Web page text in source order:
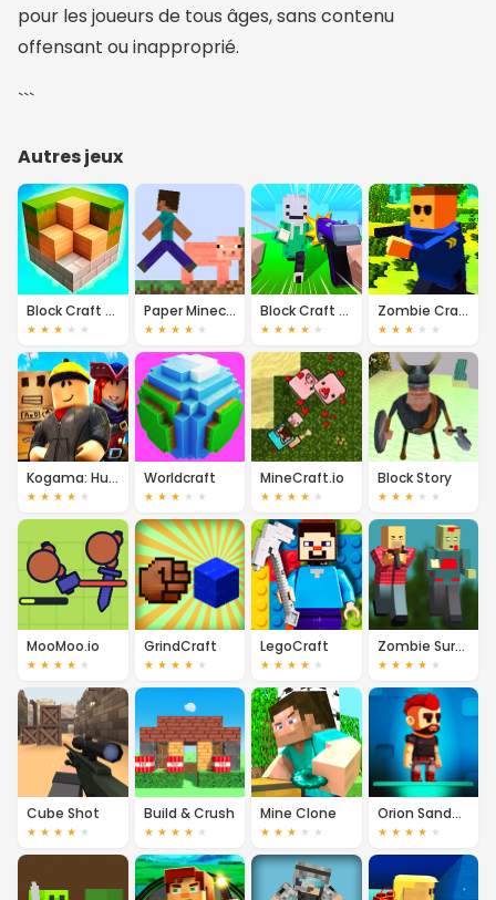
pour les joueurs de tous âges, sans contenu
offensant ou inapproprié.
```
Autres jeux
Block Craft 3D
★ ★ ★ ★ ★
Paper Minecraft
★ ★ ★ ★ ★
Block Craft 3D School
★ ★ ★ ★ ★
Zombie Craft
★ ★ ★ ★ ★
Kogama: Human vs Roblox
★ ★ ★ ★ ★
Worldcraft
★ ★ ★ ★ ★
MineCraft.io
★ ★ ★ ★ ★
Block Story
★ ★ ★ ★ ★
MooMoo.io
★ ★ ★ ★ ★
GrindCraft
★ ★ ★ ★ ★
LegoCraft
★ ★ ★ ★ ★
Zombie Survival
★ ★ ★ ★ ★
Cube Shot
★ ★ ★ ★ ★
Build & Crush
★ ★ ★ ★ ★
Mine Clone
★ ★ ★ ★ ★
Orion Sandbox 2
★ ★ ★ ★ ★